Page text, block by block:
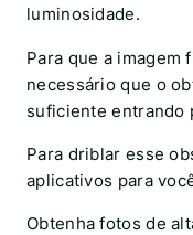
luminosidade.
Para que a imagem
necessário que o
suficiente entrando
Para driblar esse
aplicativos para
Obtenha fotos de